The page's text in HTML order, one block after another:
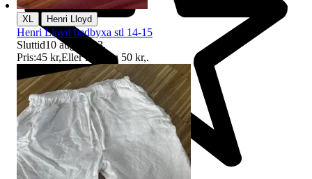
XL Henri Lloyd
Henri Lloyd badbyxa stl 14-15
Sluttid10 aug 18:33.
Pris:45 kr,Eller Köp nu 50 kr,.